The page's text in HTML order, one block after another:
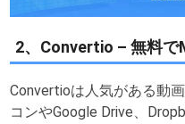
2、Convertio – 無料で
Convertioは人気がある動
コンやGoogle Drive、